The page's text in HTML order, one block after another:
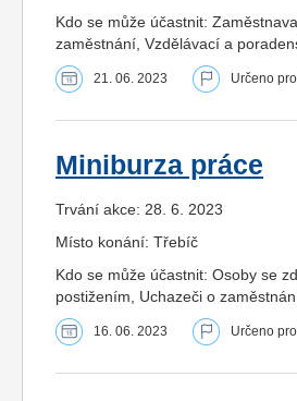
Kdo se může účastnit:
zaměstnání, Vzdělávací a
21. 06. 2023 Určeno
Miniburza práce
Trvání akce: 28. 6. 2023
Místo konání: Třebíč
Kdo se může účastnit: Osoby se
postižením, Uchazeči o
16. 06. 2023 Určeno